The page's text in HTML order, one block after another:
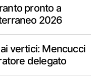
pronto a
2026
vertici: Mencucci
delegato